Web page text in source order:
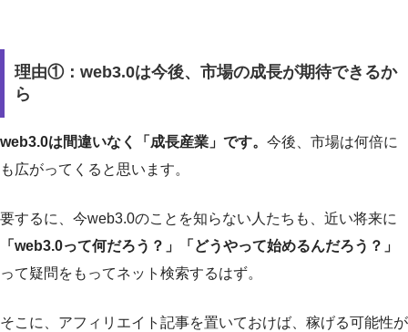
理由①：web3.0は今後、市場の成長が期待できるか
ら
web3.0は間違いなく「成長産業」です。 今後、市場は何倍に
も広がってくると思います。
要するに、今web3.0のことを知らない人たちも、近い将来に
「web3.0って何だろう？」「どうやって始めるんだろう？」
って疑問をもってネット検索するはず。
そこに、アフィリエイト記事を置いておけば、稼げる可能性が